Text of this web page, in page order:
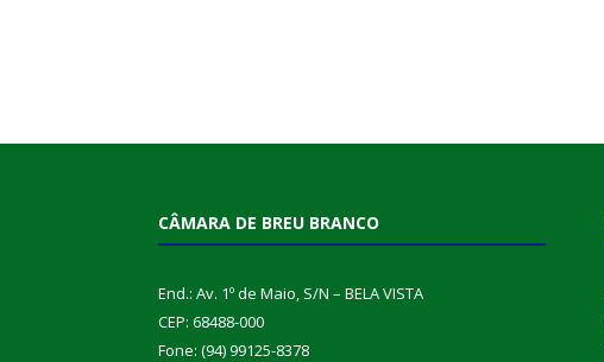
CÂMARA DE BREU BRANCO
End.: Av. 1º de Maio, S/N – BELA VISTA
CEP: 68488-000
Fone: (94) 99125-8378